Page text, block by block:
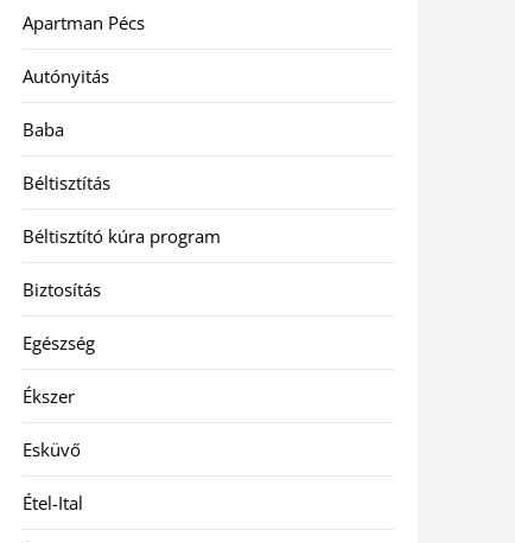
Apartman Pécs
Autónyitás
Baba
Béltisztítás
Béltisztító kúra program
Biztosítás
Egészség
Ékszer
Esküvő
Étel-Ital